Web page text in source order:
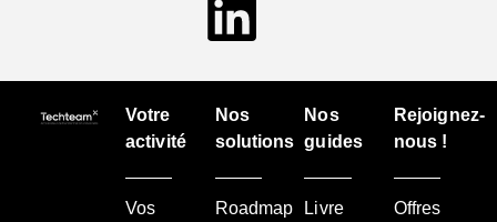
Votre
activité
Vos
Nos
solutions
Roadmap
Nos
guides
Livre
Rejoignez-
nous !
Offres